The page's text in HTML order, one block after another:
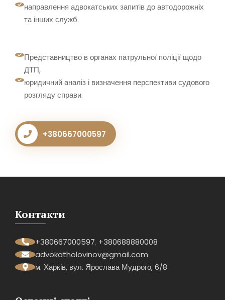
направлення адвокатських запитів до автодорожніх
та інших служб.
Представництво в органах патрульної поліції щодо
ДТП,
юридичний аналіз і визначення перспективи судового
розгляду справи.
+380667000597
Контакти
+380667000597, +380688880008
advokatholovinov@gmail.com
м. Харків, вул. Ярослава Мудрого, 6/8